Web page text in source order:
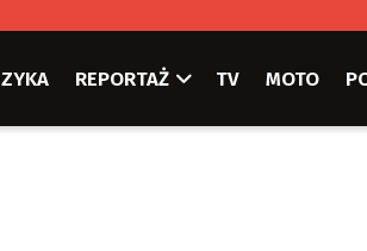
REPORTAŻ TV MOTO